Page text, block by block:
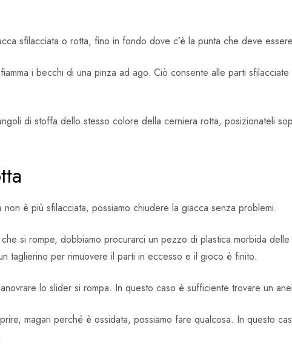
sfilacciata o rotta, fino in fondo dove c’è la punta che deve
i becchi di una pinza ad ago. Ciò consente alle parti
di stoffa dello stesso colore della cerniera rotta, posizionateli
è più sfilacciata, possiamo chiudere la giacca senza problemi.
si rompe, dobbiamo procurarci un pezzo di plastica morbida
taglierino per rimuovere il parti in eccesso e il gioco è finito.
lo slider si rompa. In questo caso è sufficiente trovare un
magari perché è ossidata, possiamo fare qualcosa. In questo